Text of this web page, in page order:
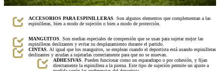
ACCESORIOS PARA ESPINILLERAS . Son algunos elementos que complementan a las
espinilleras, bien a modo de sujeción o bien a modo de protección.
MANGUITOS . Son medias especiales de compresión que se usan para sujetar mejor las
espinilleras deslizantes y evitar su desplazamiento durante el partido.
CINTAS . Al igual que los manguitos, se emplean cuando el deportista está usando espinilleras
deslizantes y ayudan a sujetarlas correctamente para que no se muevan.
ADHESIVAS . Pueden funcionar como un esparadrapo o por cohesión, y fijan
directamente la espinillera a la pierna. Este tipo de sujeción permite un ajuste a